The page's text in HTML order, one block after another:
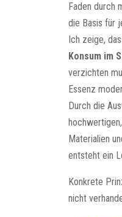
Faden durch
die Basis für
Ich zeige,
Konsum im
verzichten
Essenz
Durch die
Materialien
entsteht ein
Konkrete
nicht